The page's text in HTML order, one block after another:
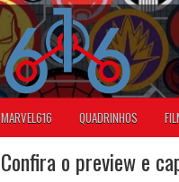
MARVEL616 QUADRINHOS
Confira o preview e